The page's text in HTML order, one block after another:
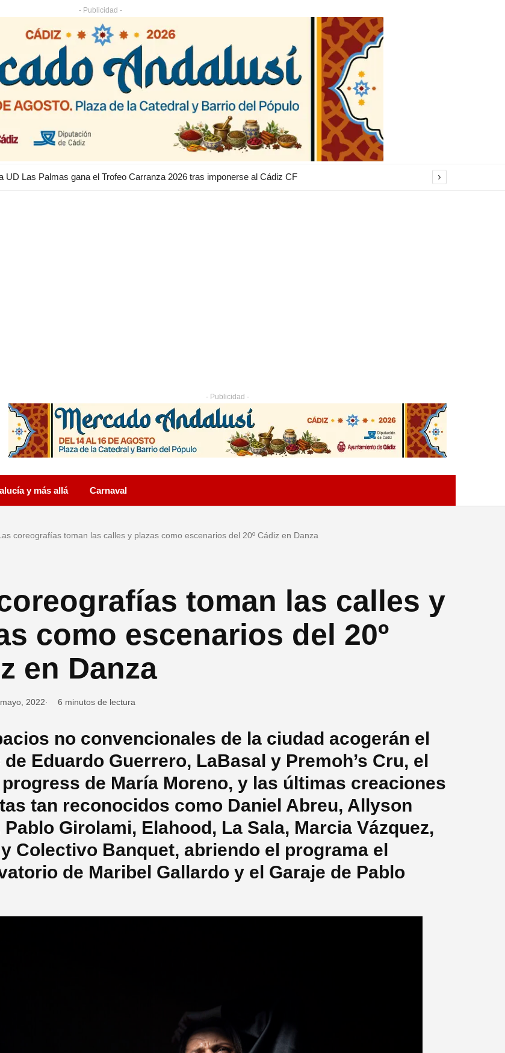
- Publicidad -
UD Las Palmas gana el Trofeo Carranza 2026 tras imponerse al Cádiz CF ›
- Publicidad -
y más allá Carnaval
coreografías toman las calles y plazas como escenarios del 20º Cádiz en Danza
toman las calles y
como escenarios del 20º
en Danza
2022 6 minutos de lectura
no convencionales de la ciudad acogerán el
Eduardo Guerrero, LaBasal y Premoh’s Cru, el
de María Moreno, y las últimas creaciones
tan reconocidos como Daniel Abreu, Allyson
Pablo Girolami, Elahood, La Sala, Marcia Vázquez,
Colectivo Banquet, abriendo el programa el
de Maribel Gallardo y el Garaje de Pablo